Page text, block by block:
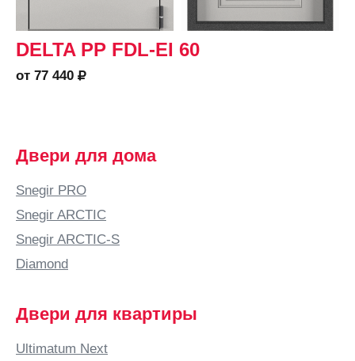
DELTA PP FDL-EI 60
от 77 440
Двери для дома
Snegir PRO
Snegir ARCTIC
Snegir ARCTIC-S
Diamond
Двери для квартиры
Ultimatum Next